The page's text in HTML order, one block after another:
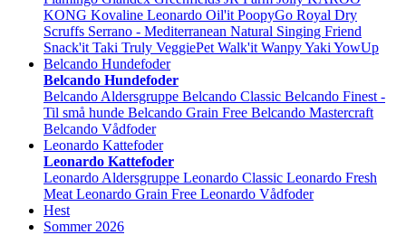
KONG Kovaline Leonardo Oil'it PoopyGo Royal Dry
Scruffs Serrano - Mediterranean Natural Singing Friend
Snack'it Taki Truly VeggiePet Walk'it WanpyYaki YowUp
Belcando Hundefoder
Belcando Hundefoder
Belcando Aldersgruppe Belcando Classic Belcando Finest -
Til små hunde Belcando Grain Free Belcando Mastercraft
Belcando Vådfoder
Leonardo Kattefoder
Leonardo Kattefoder
Leonardo Aldersgruppe Leonardo Classic Leonardo Fresh
Meat Leonardo Grain Free Leonardo Vådfoder
Hest
Sommer 2026